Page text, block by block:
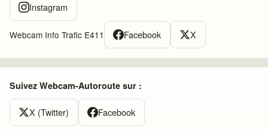
Instagram
Webcam Info Trafic E411 Facebook X
Suivez Webcam-Autoroute sur :
X (Twitter) Facebook